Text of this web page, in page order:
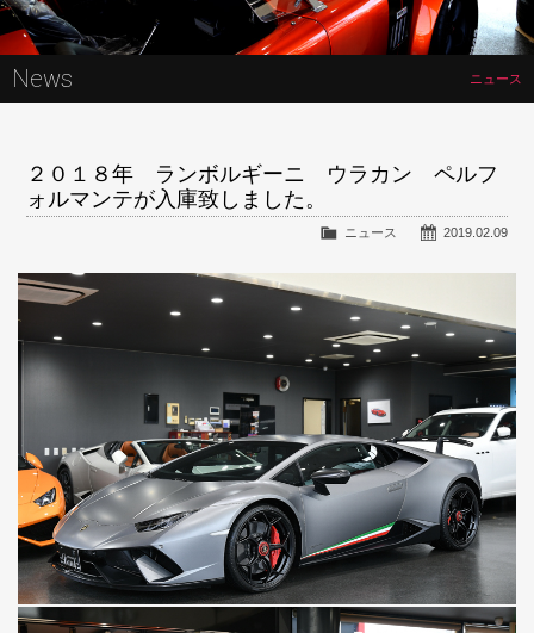
News ニュース
２０１８年 ランボルギーニ ウラカン ペルフ
ォルマンテが入庫致しました。
2019.02.09
ニュース